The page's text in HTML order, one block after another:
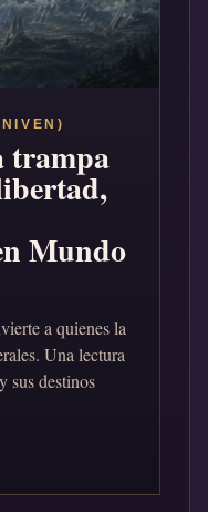
trampa
Mundo
a quienes la
Una lectura
sus destinos